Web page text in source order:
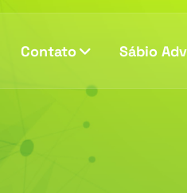
Contato Sábio